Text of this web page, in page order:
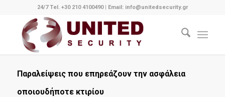
24/7 Tel. +30 210 4100490 | Email: info@unitedsecurity.gr
Παραλείψεις που επηρεάζουν την ασφάλεια
οποιουδήποτε κτιρίου